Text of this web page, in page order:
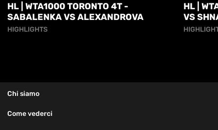
HL | WTA1000 TORONTO 4T -
SABALENKA VS ALEXANDROVA
HIGHLIGHTS
HL |
VS
Chi siamo
Come vederci